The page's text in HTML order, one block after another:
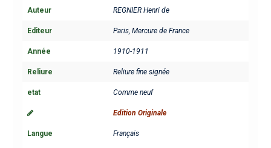
Auteur REGNIER Henri de
Editeur Paris, Mercure de France
Année 1910-1911
Reliure Reliure fine signée
etat Comme neuf
Edition Originale
Langue Français